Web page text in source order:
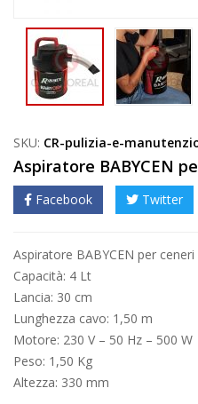
SKU: CR-pulizia-e-
Aspiratore BABYCEN
Facebook Twitter
Aspiratore BABYCEN per
Capacità: 4 Lt
Lancia: 30 cm
Lunghezza cavo: 1,50 m
Motore: 230 V – 50 Hz – 500 W
Peso: 1,50 Kg
Altezza: 330 mm